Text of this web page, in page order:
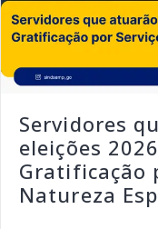
Servidores
eleições
Gratificação
Natureza